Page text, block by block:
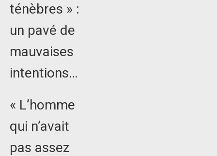
ténèbres » :
un pavé de
mauvaises
intentions…
« L’homme
qui n’avait
pas assez